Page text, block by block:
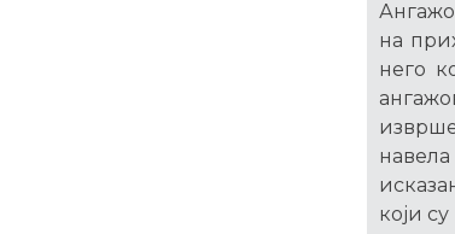
на
него
који